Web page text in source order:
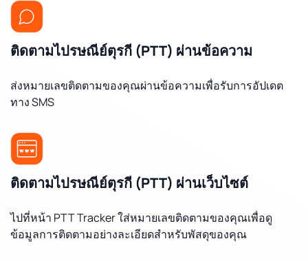
ติดตามไปรษณีย์ตุรกี (PTT) ผ่านข้อความ
ส่งหมายเลขติดตามของคุณผ่านข้อความเพื่อรับการอัปเดต
ทาง SMS
ติดตามไปรษณีย์ตุรกี (PTT) ผ่านเว็บไซต์
ไปที่หน้า PTT Tracker ใส่หมายเลขติดตามของคุณเพื่อดู
ข้อมูลการติดตามอย่างละเอียดสำหรับพัสดุของคุณ